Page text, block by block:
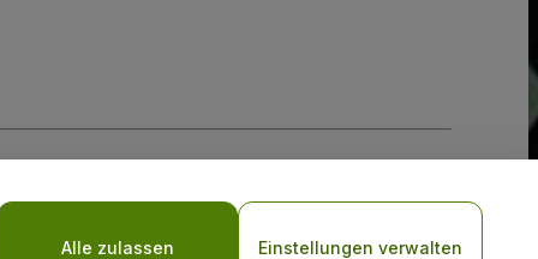
RichtlinieundDatenschutzrichtlinie für Mobilanwendungen
Alle zulassen Einstellungen verwalten